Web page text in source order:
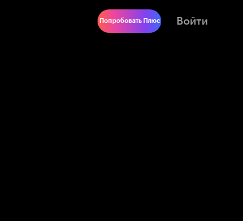
Попробовать Плюс Войти